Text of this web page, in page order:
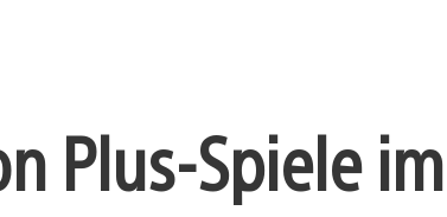
Plus-Spiele